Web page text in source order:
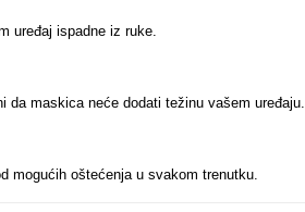
uređaj ispadne iz ruke.
da maskica neće dodati težinu vašem uređaju.
mogućih oštećenja u svakom trenutku.